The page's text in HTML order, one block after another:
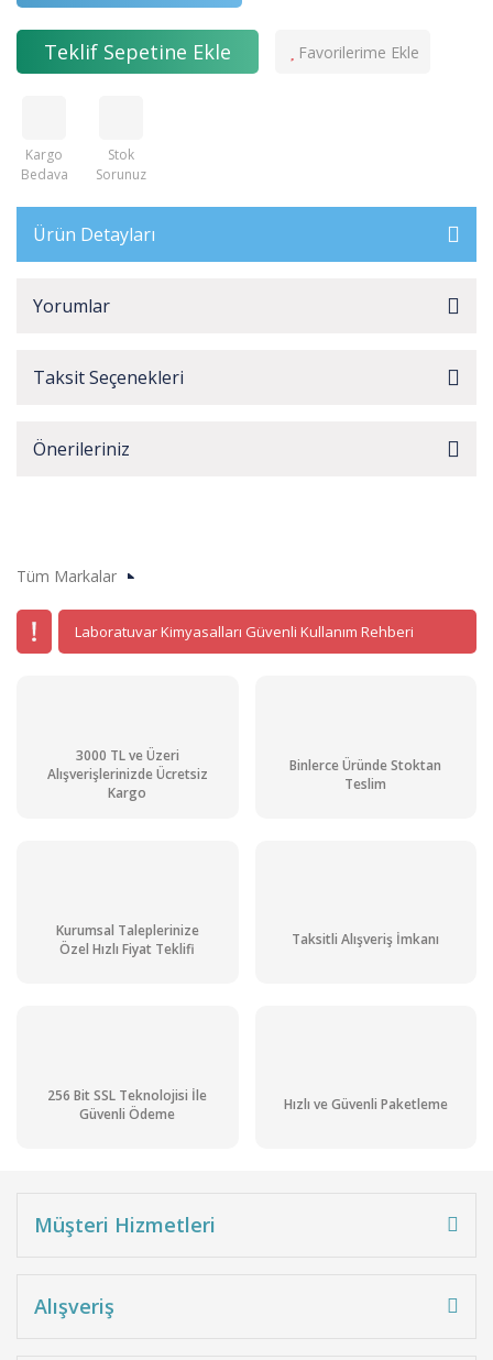
Teklif Sepetine Ekle
Kargo
Bedava
Stok
Sorunuz
Ürün Detayları
Yorumlar
Taksit Seçenekleri
Önerileriniz
Tüm Markalar
Laboratuvar Kimyasalları Güvenli Kullanım Rehberi
3000 TL ve Üzeri
Alışverişlerinizde Ücretsiz
Kargo
Binlerce Üründe Stoktan
Teslim
Kurumsal Taleplerinize
Özel Hızlı Fiyat Teklifi
Taksitli Alışveriş İmkanı
256 Bit SSL Teknolojisi İle
Güvenli Ödeme
Hızlı ve Güvenli Paketleme
Müşteri Hizmetleri
Alışveriş